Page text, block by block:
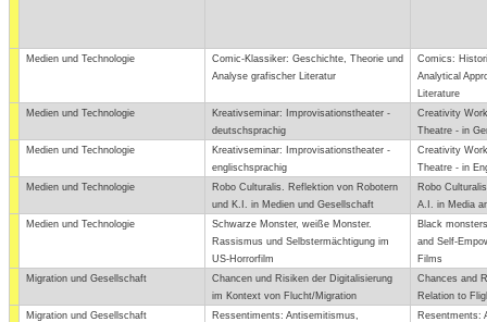
Medien und Technologie
Comic-Klassiker: Geschichte, Theorie und
Analyse grafischer Literatur
Comics:
Analytical
Literature
Medien und Technologie
Kreativseminar: Improvisationstheater -
deutschsprachig
Creativity
Theatre - in
Medien und Technologie
Kreativseminar: Improvisationstheater -
englischsprachig
Creativity
Theatre - in
Medien und Technologie
Robo Culturalis. Reflektion von Robotern
und K.I. in Medien und Gesellschaft
Robo
A.I. in Media
Medien und Technologie
Schwarze Monster, weiße Monster.
Rassismus und Selbstermächtigung im
US-Horrorfilm
Black
and Self-
Films
Migration und Gesellschaft
Chancen und Risiken der Digitalisierung
im Kontext von Flucht/Migration
Chances and
Relation to
Migration und Gesellschaft
Ressentiments: Antisemitismus,
Resentments: